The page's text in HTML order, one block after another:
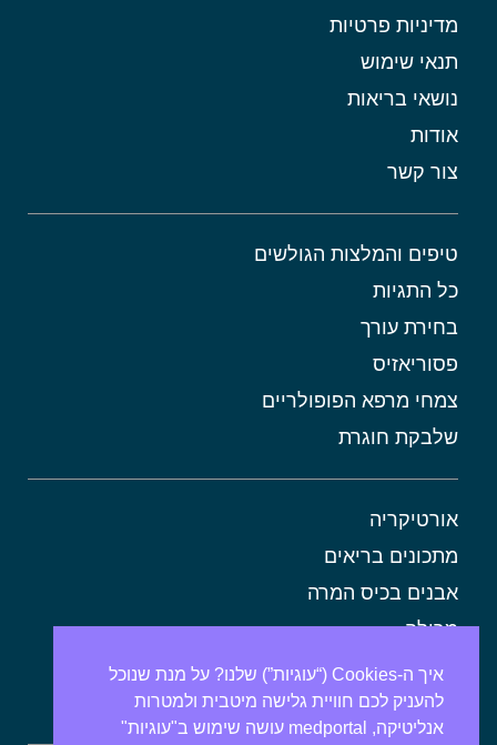
מדיניות פרטיות
תנאי שימוש
נושאי בריאות
אודות
צור קשר
טיפים והמלצות הגולשים
כל התגיות
בחירת עורך
פסוריאזיס
צמחי מרפא הפופולריים
שלבקת חוגרת
אורטיקריה
מתכונים בריאים
אבנים בכיס המרה
מרולה
מורינגה
אלוורה
איך ה-Cookies (“עוגיות”) שלנו? על מנת שנוכל
להעניק לכם חוויית גלישה מיטבית ולמטרות
אנליטיקה, medportal עושה שימוש ב"עוגיות"